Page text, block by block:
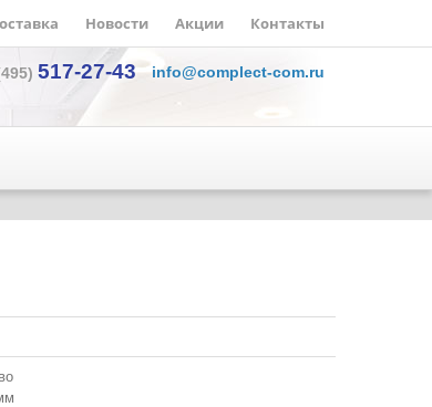
Новости Акции Контакты
517-27-43 info@complect-com.ru